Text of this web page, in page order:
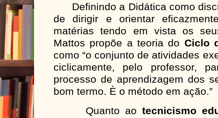
Definindo a Didática como
de dirigir e orientar
matérias tendo em vista os
Mattos propõe a teoria do Ciclo
como “o conjunto de atividades
ciclicamente, pelo professor,
processo de aprendizagem dos
bom termo. È o método em ação.”
Quanto ao tecnicismo